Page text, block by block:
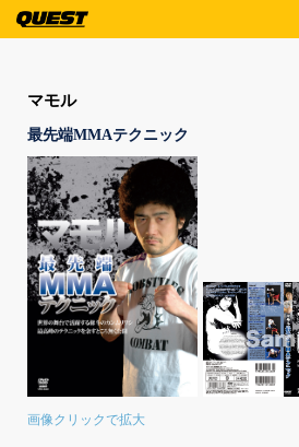
マモル
最先端MMAテクニック
画像クリックで拡大